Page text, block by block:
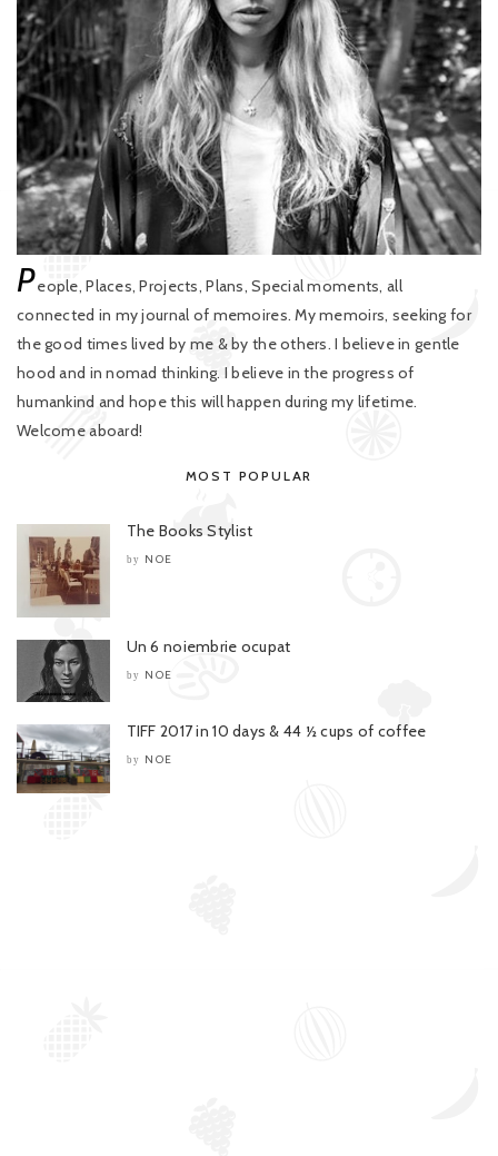
People, Places, Projects, Plans, Special moments, all
connected in my journal of memoires. My memoirs, seeking for
the good times lived by me & by the others. I believe in gentle
hood and in nomad thinking. I believe in the progress of
humankind and hope this will happen during my lifetime.
Welcome aboard!
MOST POPULAR
The Books Stylist
by NOE
Un 6 noiembrie ocupat
by NOE
TIFF 2017 in 10 days & 44 ½ cups of coffee
by NOE